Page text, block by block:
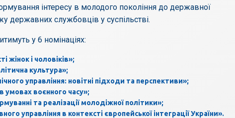
інтересу в молодого покоління до державної
державних службовців у суспільстві.
у 6 номінаціях:
жінок і чоловіків»;
культура»;
управління: новітні підходи та перспективи»;
умовах воєнного часу»;
та реалізації молодіжної політики»;
управління в контексті європейської інтеграції України».